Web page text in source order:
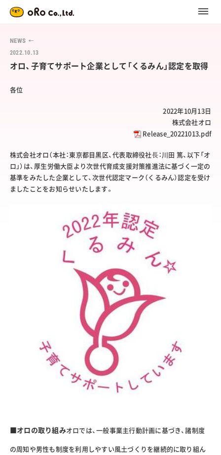
NEWS
2022.10.13
オロ、子育てサポート企業として「くるみん」認定を取得
各位
2022年10月13日
株式会社オロ
Release_20221013.pdf
株式会社オロ（本社：東京都目黒区、代表取締役社⻑：川田 篤、以下「オ
ロ」）は、厚生労働大臣より次世代育成支援対策推進法に基づく一定の
基準をみたした企業として、次世代認定マーク（くるみん）認定を受け
ましたことをお知らせいたします。
■オロの取り組みオロでは、一般事業主行動計画に基づき、諸制度
の周知や男性も制度を利用しやすい風土づくりを継続的に取り組ん